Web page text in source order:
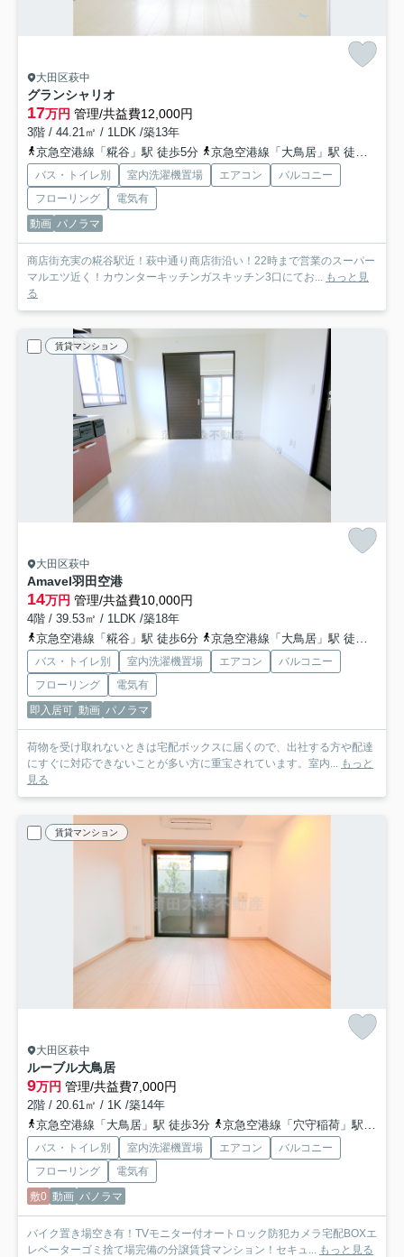
大田区萩中
グランシャリオ
17万円 管理/共益費12,000円
3階 / 44.21㎡ / 1LDK /築13年
京急空港線「糀谷」駅 徒歩5分
京急空港線「大鳥居」駅 徒歩15分
バス・トイレ別 室内洗濯機置場 エアコン
バルコニー
フローリング
電気有
動画 パノラマ
商店街充実の糀谷駅近！萩中通り商店街沿い！22時まで営業のスーパー
マルエツ近く！カウンターキッチンガスキッチン3口にてお...
もっと見
る
賃貸マンション
大田区萩中
Amavel羽田空港
14万円 管理/共益費10,000円
4階 / 39.53㎡ / 1LDK /築18年
京急空港線「糀谷」駅 徒歩6分
京急空港線「大鳥居」駅 徒歩12分
バス・トイレ別 室内洗濯機置場 エアコン
バルコニー
フローリング
電気有
即入居可 動画 パノラマ
荷物を受け取れないときは宅配ボックスに届くので、出社する方や配達
にすぐに対応できないことが多い方に重宝されています。室内...
もっと
見る
賃貸マンション
大田区萩中
ルーブル大鳥居
9万円 管理/共益費7,000円
2階 / 20.61㎡ / 1K /築14年
京急空港線「大鳥居」駅 徒歩3分
京急空港線「穴守稲荷」駅 徒歩13分
バス・トイレ別 室内洗濯機置場 エアコン
バルコニー
フローリング
電気有
敷0 動画 パノラマ
バイク置き場空き有！TVモニター付オートロック防犯カメラ宅配BOXエ
レベーターゴミ捨て場完備の分譲賃貸マンション！セキュ...
もっと見る